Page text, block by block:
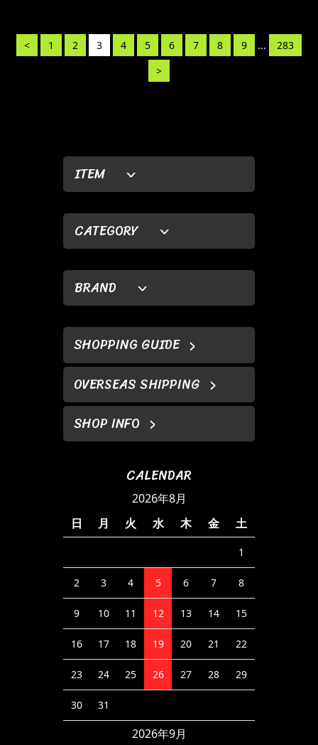
ITEM
CATEGORY
BRAND
SHOPPING GUIDE
OVERSEAS SHIPPING
SHOP INFO
CALENDAR
2026年8月
日
月 火 水 木 金 土
1
2 3 4 5 6 7 8
9 10 11 12 13 14 15
16 17 18 19 20 21 22
23 24 25 26 27 28 29
30 31
2026年9月
< 1 2 3 4 5 6 7 8 9 ...
283
>